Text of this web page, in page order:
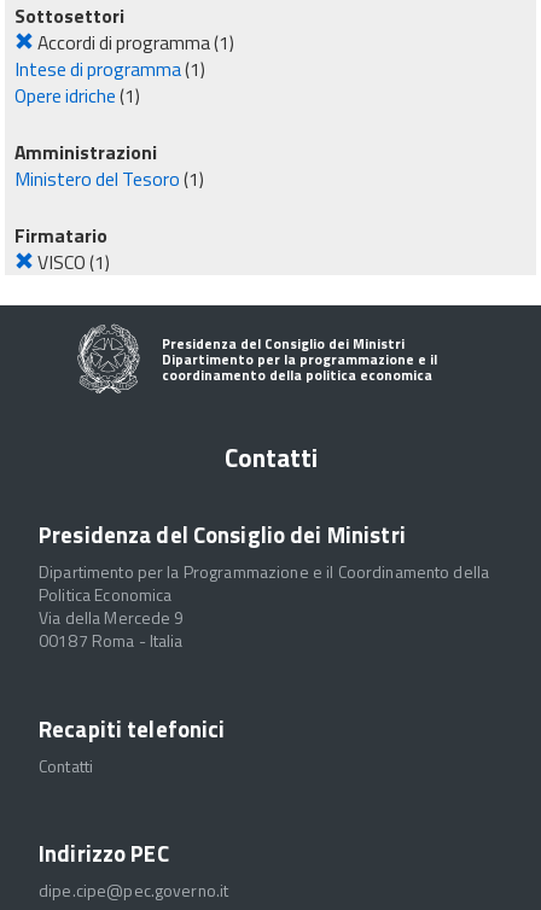
Sottosettori
Accordi di programma(1)
Intese di programma(1)
Opere idriche(1)
Amministrazioni
Ministero del Tesoro(1)
Firmatario
VISCO(1)
Presidenza del Consiglio dei Ministri
Dipartimento per la programmazione e il
coordinamento della politica economica
Contatti
Presidenza del Consiglio dei Ministri
Dipartimento per la Programmazione e il Coordinamento della
Politica Economica
Via della Mercede 9
00187 Roma - Italia
Recapiti telefonici
Contatti
Indirizzo PEC
dipe.cipe@pec.governo.it